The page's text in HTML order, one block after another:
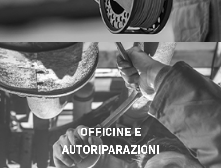
OFFICINE E
AUTORIPARAZIONI